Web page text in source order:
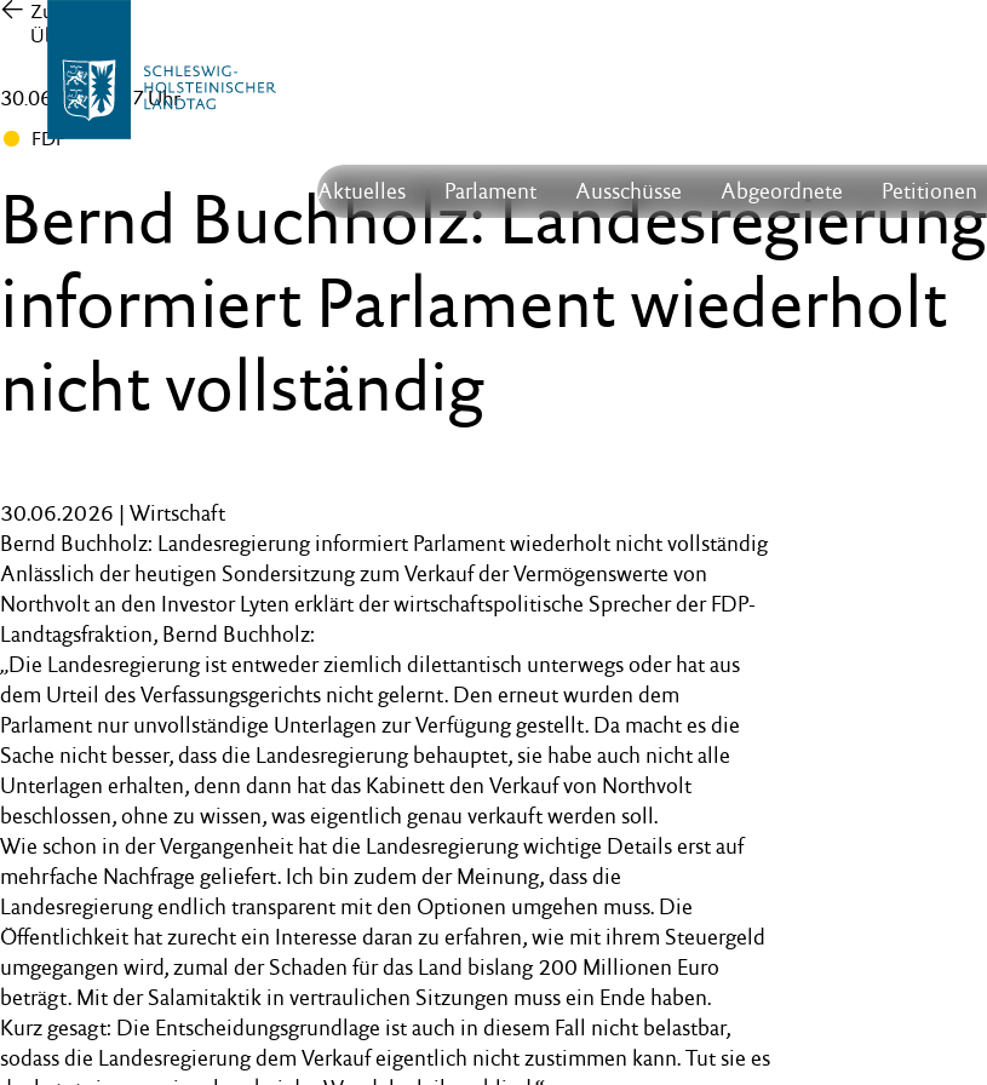
Aktuelles Parlament Ausschüsse Abgeordnete Petitionen
Zur
Übersicht
30.06.26 , 13:37 Uhr
FDP
Bernd Buchholz: Landesregierung
informiert Parlament wiederholt
nicht vollständig
30.06.2026 | Wirtschaft
Bernd Buchholz: Landesregierung informiert Parlament wiederholt nicht vollständig
Anlässlich der heutigen Sondersitzung zum Verkauf der Vermögenswerte von
Northvolt an den Investor Lyten erklärt der wirtschaftspolitische Sprecher der FDP-
Landtagsfraktion, Bernd Buchholz:
„Die Landesregierung ist entweder ziemlich dilettantisch unterwegs oder hat aus
dem Urteil des Verfassungsgerichts nicht gelernt. Den erneut wurden dem
Parlament nur unvollständige Unterlagen zur Verfügung gestellt. Da macht es die
Sache nicht besser, dass die Landesregierung behauptet, sie habe auch nicht alle
Unterlagen erhalten, denn dann hat das Kabinett den Verkauf von Northvolt
beschlossen, ohne zu wissen, was eigentlich genau verkauft werden soll.
Wie schon in der Vergangenheit hat die Landesregierung wichtige Details erst auf
mehrfache Nachfrage geliefert. Ich bin zudem der Meinung, dass die
Landesregierung endlich transparent mit den Optionen umgehen muss. Die
Öffentlichkeit hat zurecht ein Interesse daran zu erfahren, wie mit ihrem Steuergeld
umgegangen wird, zumal der Schaden für das Land bislang 200 Millionen Euro
beträgt. Mit der Salamitaktik in vertraulichen Sitzungen muss ein Ende haben.
Kurz gesagt: Die Entscheidungsgrundlage ist auch in diesem Fall nicht belastbar,
sodass die Landesregierung dem Verkauf eigentlich nicht zustimmen kann. Tut sie es